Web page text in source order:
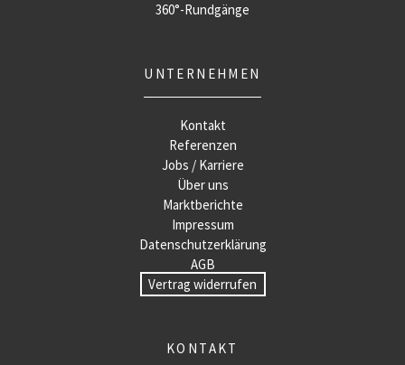
360°-Rundgänge
UNTERNEHMEN
Kontakt
Referenzen
Jobs / Karriere
Über uns
Marktberichte
Impressum
Datenschutzerklärung
AGB
Vertrag widerrufen
KONTAKT